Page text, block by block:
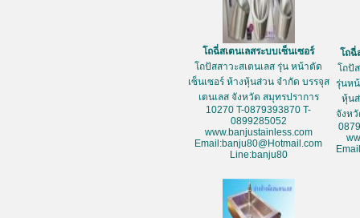
โถฉี่สเตนเลสระบบเซ็นเซอร์
โถปัสสาวะสเตนเลส รุ่น หน้าตัด
เซ็นเซอร์ ห้างหุ้นส่วน จำกัด บรรจุส
เตนเลส จังหวัด สมุทรปราการ
10270 T-0879393870 T-
0899285052
www.banjustainless.com
Email:banju80@Hotmail.com
Line:banju80
โถฉี่
โถปั
รุ่นห
หุ้น
จังห